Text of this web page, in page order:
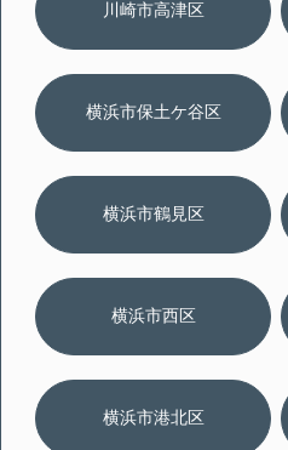
川崎市高津区
横浜市保土ケ谷区
横浜市鶴見区
横浜市西区
横浜市港北区